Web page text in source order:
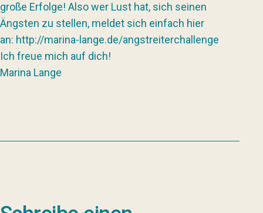
große Erfolge! Also wer Lust hat, sich seinen
Ängsten zu stellen, meldet sich einfach hier
an: http://marina-lange.de/angstreiterchallenge
Ich freue mich auf dich!
Marina Lange